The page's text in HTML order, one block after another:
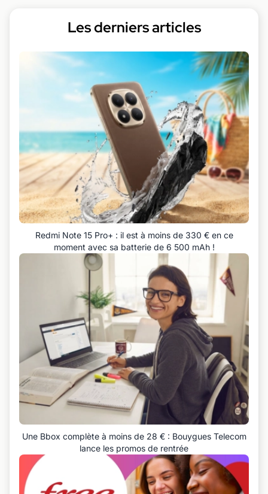
Les derniers articles
Redmi Note 15 Pro+ : il est à moins de 330 € en ce
moment avec sa batterie de 6 500 mAh !
Une Bbox complète à moins de 28 € : Bouygues Telecom
lance les promos de rentrée